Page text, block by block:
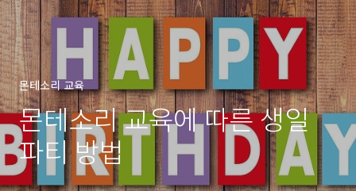
몬테소리 교육
몬테소리 교육에 따른 생일
파티 방법